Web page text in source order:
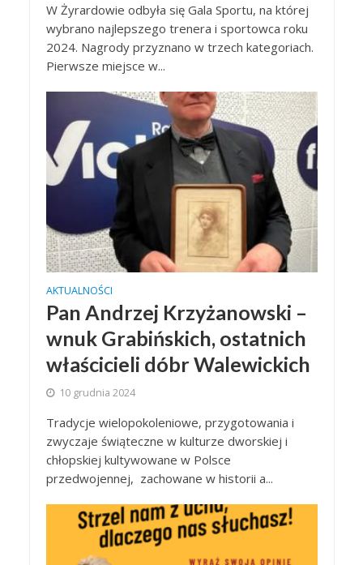
W Żyrardowie odbyła się Gala Sportu, na której
wybrano najlepszego trenera i sportowca roku
2024. Nagrody przyznano w trzech kategoriach.
Pierwsze miejsce w...
AKTUALNOŚCI
Pan Andrzej Krzyżanowski –
wnuk Grabińskich, ostatnich
właścicieli dóbr Walewickich
10 grudnia 2024
Tradycje wielopokoleniowe, przygotowania i
zwyczaje świąteczne w kulturze dworskiej i
chłopskiej kultywowane w Polsce
przedwojennej, zachowane w historii a...